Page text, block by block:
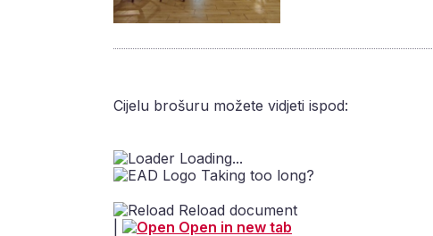
Cijelu brošuru možete vidjeti ispod:
Loading...
Taking too long?
Reload document
Open in new tab